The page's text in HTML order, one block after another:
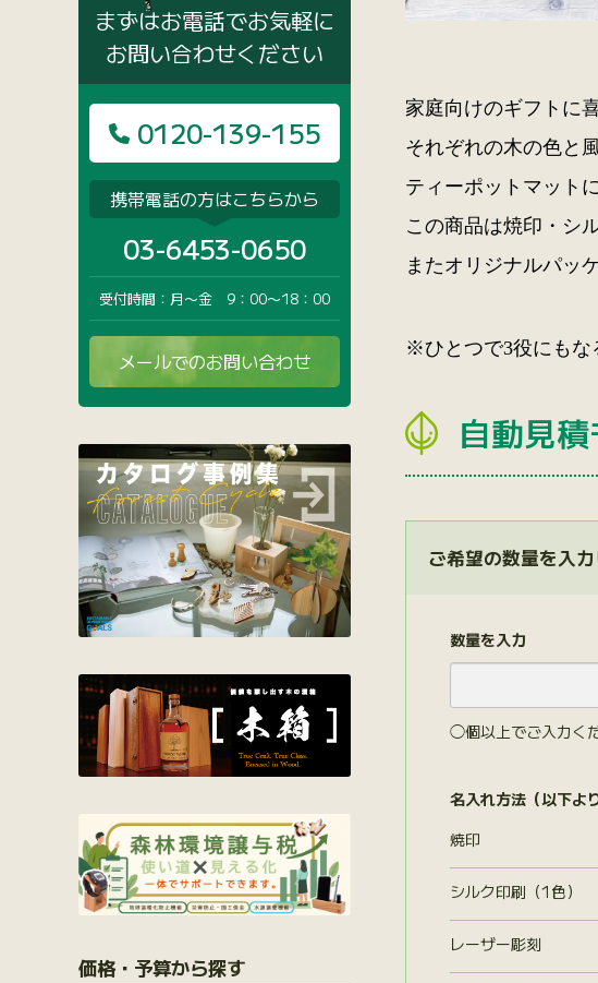
家庭向けのギフトに
それぞれの木の色と
ティーポットマット
この商品は焼印・シ
またオリジナルパッ
※ひとつで3役にもな
自動見
ご希望の数量を入
数量を入力
◯個以上でご入力く
名入れ方法（以下よ
焼印
シルク印刷（1色）
レーザー彫刻
まずはお電話でお気軽に
お問い合わせください
0120-139-155
携帯電話の方はこちらから
03-6453-0650
受付時間：月〜金 9：00〜18：00
メールでのお問い合わせ
価格・予算から探す